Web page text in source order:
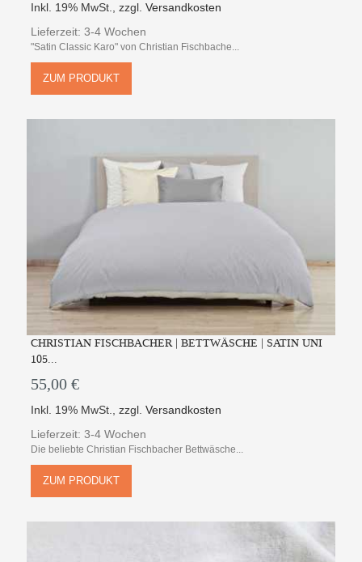
Inkl. 19% MwSt.,zzgl.Versandkosten
Lieferzeit: 3-4 Wochen
"Satin Classic Karo" von Christian Fischbache...
ZUM PRODUKT
CHRISTIAN FISCHBACHER | BETTWÄSCHE | SATIN UNI
105...
55,00 €
Inkl. 19% MwSt. ,zzgl.Versandkosten
Lieferzeit: 3-4 Wochen
Die beliebte Christian Fischbacher Bettwäsche...
ZUM PRODUKT